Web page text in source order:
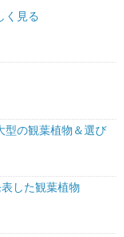
く見る
型の観葉植物＆選び
した観葉植物